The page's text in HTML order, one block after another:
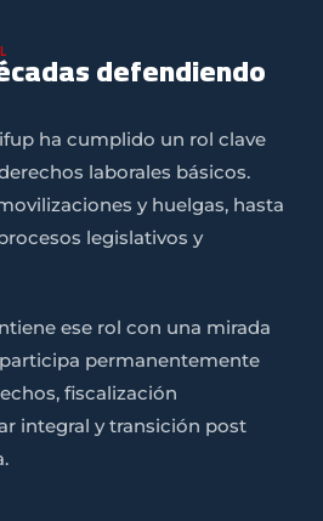
ha cumplido un rol clave
laborales básicos.
y huelgas, hasta
legislativos y
ese rol con una mirada
permanentemente
fiscalización
integral y transición post
defendiendo